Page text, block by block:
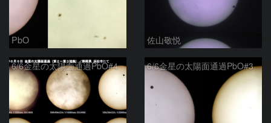
PbO 佐山敬悦
6/6金星の太陽面通過PbO#4 6/6金星の太陽面通過PbO#3